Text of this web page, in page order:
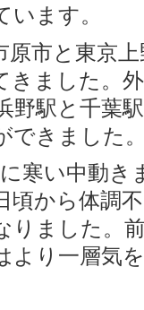
ます。
原市と東京
きました。
野駅と千葉
できました
寒い中動き
頃から体調
りました。
より一層気